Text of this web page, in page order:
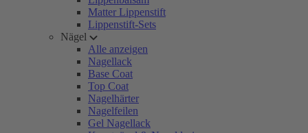
Matter Lippenstift
Lippenstift-Sets
Nägel
Alle anzeigen
Nagellack
Base Coat
Top Coat
Nagelhärter
Nagelfeilen
Gel Nagellack